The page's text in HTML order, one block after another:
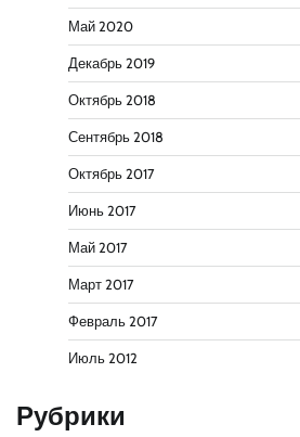
Май 2020
Декабрь 2019
Октябрь 2018
Сентябрь 2018
Октябрь 2017
Июнь 2017
Май 2017
Март 2017
Февраль 2017
Июль 2012
Рубрики